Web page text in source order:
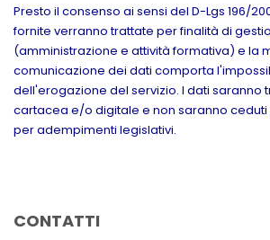
Presto il consenso ai sensi del D-Lgs 196/
fornite verranno trattate per finalità di
(amministrazione e attività formativa) e la
comunicazione dei dati comporta
dell'erogazione del servizio. I dati saranno
cartacea e/o digitale e non saranno ceduti
per adempimenti legislativi.
CONTATTI